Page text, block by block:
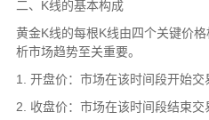
二、K线的基本构成
黄金K线的每根K线由四个关键价
析市场趋势至关重要。
1. 开盘价：市场在该时间段开始交
2. 收盘价：市场在该时间段结束交